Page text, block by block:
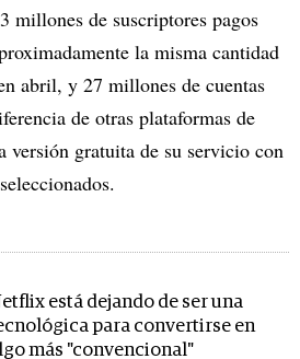
millones de suscriptores pagos
la misma cantidad
abril, y 27 millones de cuentas
de otras plataformas de
versión gratuita de su servicio con
está dejando de ser una
para convertirse en
más "convencional"